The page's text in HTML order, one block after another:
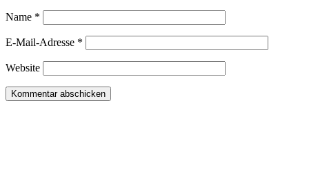
Name *
E-Mail-Adresse *
Website